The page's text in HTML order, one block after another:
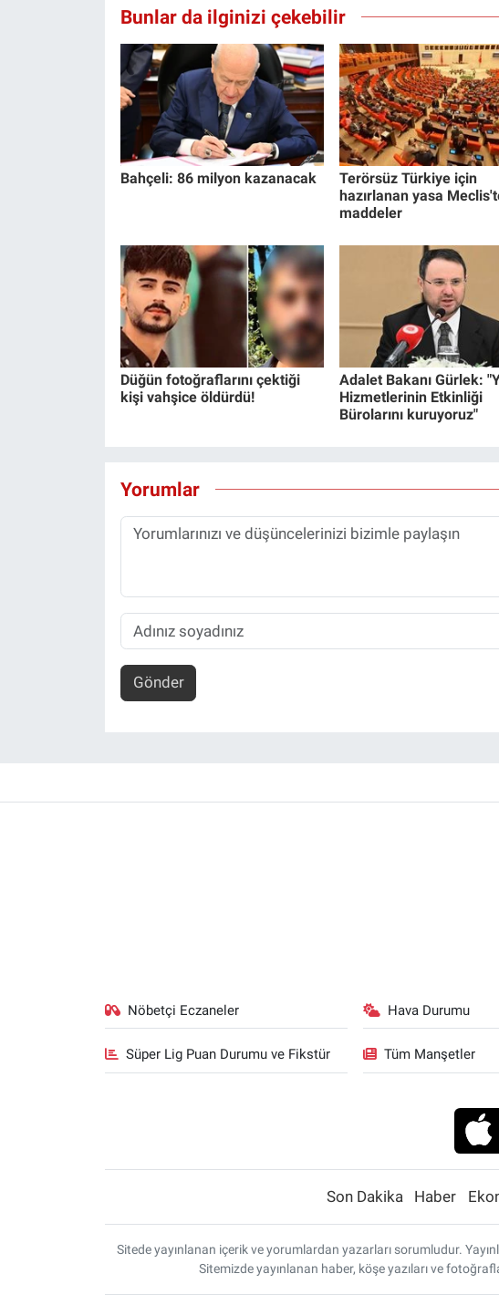
Bunlar da ilginizi çekebilir
Bahçeli: 86 milyon kazanacak
Terörsüz Türkiye için
hazırlanan yasa
maddeler
Düğün fotoğraflarını çektiği
kişi vahşice öldürdü!
Adalet Bakanı Gürlek:
Hizmetlerinin Etkinliği
Bürolarını kuruyoruz"
Yorumlar
Gönder
Nöbetçi Eczaneler Hava Durumu
Süper Lig Puan Durumu ve Fikstür Tüm Manşetler
Son Dakika Haber
Sitede yayınlanan içerik ve yorumlardan yazarları sorumludur.
Sitemizde yayınlanan haber, köşe yazıları ve